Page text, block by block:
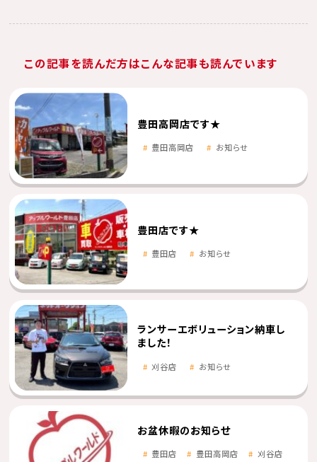
この記事を読んだ方はこんな記事も読んでいます
豊田高岡店です★
豊田高岡店 お知らせ
豊田店です★
豊田店 お知らせ
ランサーエボリューション納車し
ました！
刈谷店 お知らせ
お盆休暇のお知らせ
豊田店 豊田高岡店
刈谷店